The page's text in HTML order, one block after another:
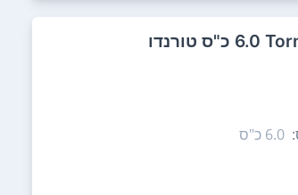
6.0‏ כ"ס